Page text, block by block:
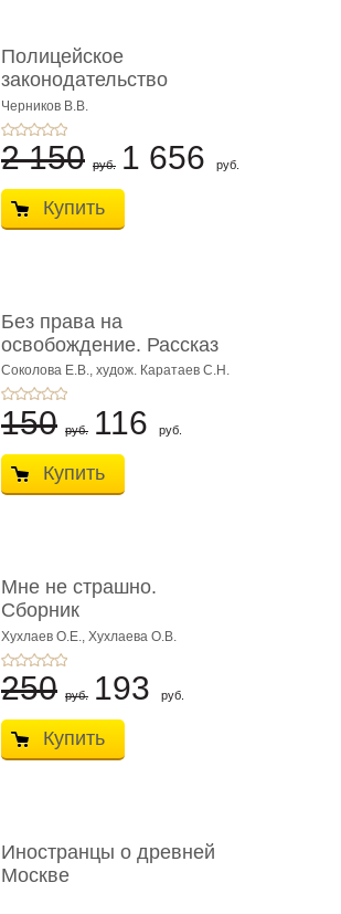
Полицейское
законодательство
России: вчера, с� ...
Черников В.В.
2 150 руб. 1 656 руб.
Купить
Без права на
освобождение. Рассказ
Соколова Е.В., худож. Каратаев С.Н.
150 руб. 116 руб.
Купить
Мне не страшно.
Сборник
терапевтических
сказо� ...
Хухлаев О.Е., Хухлаева О.В.
250 руб. 193 руб.
Купить
Иностранцы о древней
Москве